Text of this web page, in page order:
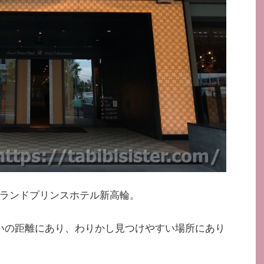
ンドプリンスホテル新高輪。
距離にあり、わりかし見つけやすい場所にあり